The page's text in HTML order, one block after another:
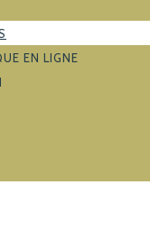
EN LIGNE